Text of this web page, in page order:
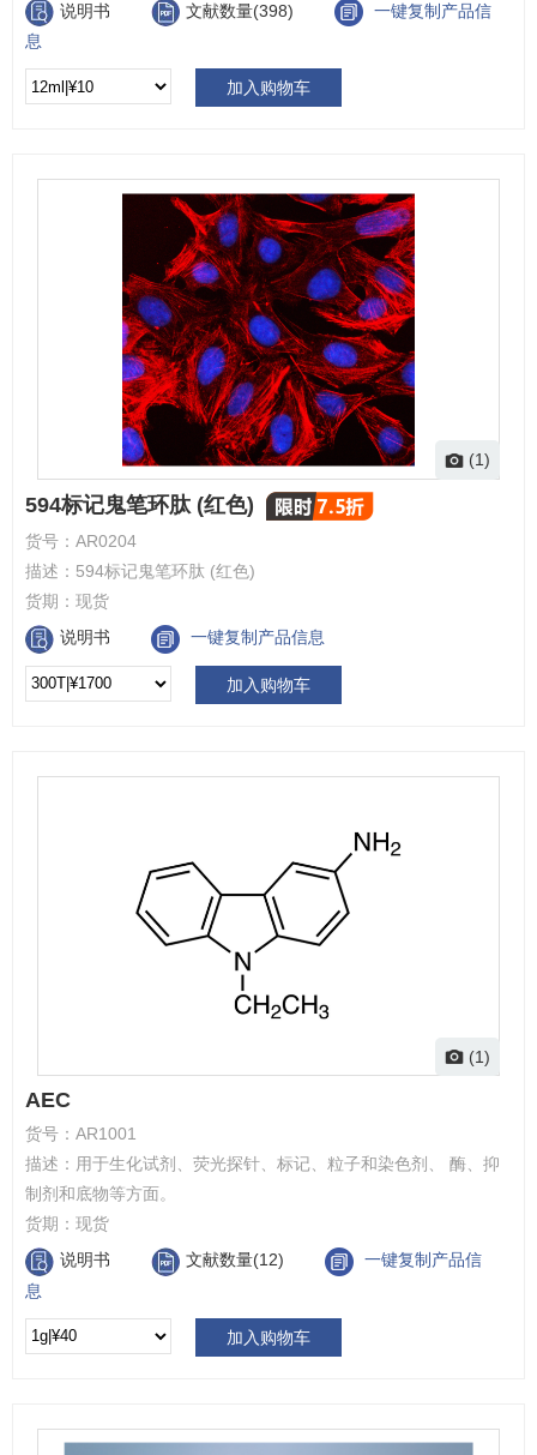
说明书
文献数量(398)
一键复制产品信
息
加入购物车
(1)
594标记鬼笔环肽 (红色)
货号： AR0204
描述： 594标记鬼笔环肽 (红色)
货期： 现货
说明书
一键复制产品信息
加入购物车
(1)
AEC
货号： AR1001
描述： 用于生化试剂、荧光探针、标记、粒子和染色剂、 酶、抑
制剂和底物等方面。
货期： 现货
说明书
文献数量(12)
一键复制产品信
息
加入购物车